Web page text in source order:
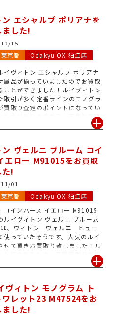
!
エシャルプ ポリアナを
した!
15
東京都 Odakyu OX 狛江店
イヴィトン エシャルプ ポリアナ
属品が揃っていましたのでお買取
ことができました！ルイヴィトン
取引が多く定番ラインのモノグラ
買取り査定のポイントになってい
ものがありますので、不要な冬物
ヴェルニ ブルーム コイ
エロー M91015をお買取
た!
01
東京都
Odakyu OX 狛江店
コインパース イエロー M91015
ルイヴィトン ヴェルニ ブルーム
は、ヴィトン ヴェルニ ヒュー
っていたそうです。人気のルイ
せて頂きお買取り致しました！ル
人気のあるため、高額買取りが期
います！付属品がある場合は一緒
ヴィトン モノグラム ト
ワレット23 M47524をお
した!